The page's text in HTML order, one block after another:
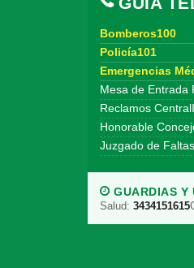
Bomberos100
Policía101
Emergencias
Mesa de Entrada
Reclamos
Honorable
Juzgado de
GUARDIAS Y
Salud: 3434151615